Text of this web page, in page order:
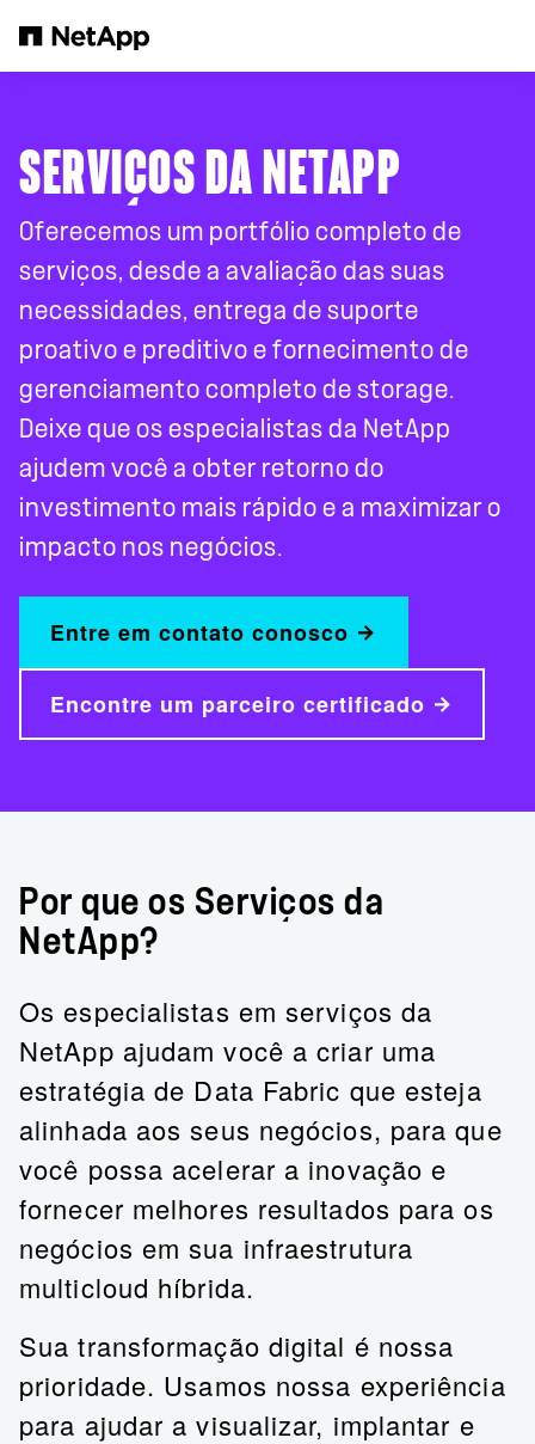
SERVIÇOS DA NETAPP
Oferecemos um portfólio completo de
serviços, desde a avaliação das suas
necessidades, entrega de suporte
proativo e preditivo e fornecimento de
gerenciamento completo de storage.
Deixe que os especialistas da NetApp
ajudem você a obter retorno do
investimento mais rápido e a maximizar o
impacto nos negócios.
Entre em contato conosco
Encontre um parceiro certificado
Por que os Serviços da
NetApp?
Os especialistas em serviços da
NetApp ajudam você a criar uma
estratégia de Data Fabric que esteja
alinhada aos seus negócios, para que
você possa acelerar a inovação e
fornecer melhores resultados para os
negócios em sua infraestrutura
multicloud híbrida.
Sua transformação digital é nossa
prioridade. Usamos nossa experiência
para ajudar a visualizar, implantar e